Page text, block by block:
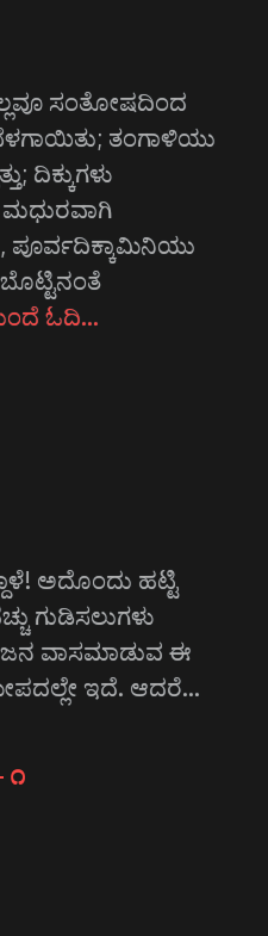
ಸಂತೋಷದಿಂದ
ತಂಗಾಳಿಯು
ದಿಕ್ಕುಗಳು
ಮಧುರವಾಗಿ
ಪೂರ್ವದಿಕ್ಕಾಮಿನಿಯು
ಓದಿ…
ಅದೊಂದು ಹಟ್ಟಿ
ಗುಡಿಸಲುಗಳು
ಜನ ವಾಸಮಾಡುವ ಈ
ಇದೆ. ಆದರೆ…
೧